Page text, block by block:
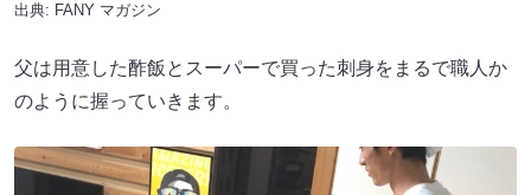
出典: FANY マガジン
父は用意した酢飯とスーパーで買った刺身をまるで職人か
のように握っていきます。